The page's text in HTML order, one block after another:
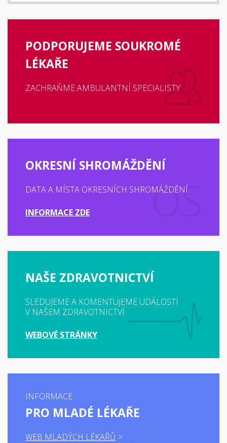
PODPORUJEME SOUKROMÉ
LÉKAŘE
ZACHRAŇME AMBULANTNÍ SPECIALISTY
OKRESNÍ SHROMÁŽDĚNÍ
DATA A MÍSTA OKRESNÍCH SHROMÁŽDĚNÍ
INFORMACE ZDE
NAŠE ZDRAVOTNICTVÍ
SLEDUJEME A KOMENTUJEME UDÁLOSTI
V NAŠEM ZDRAVOTNICTVÍ
WEBOVÉ STRÁNKY
INFORMACE
PRO MLADÉ LÉKAŘE
WEB MLADÝCH LÉKAŘŮ